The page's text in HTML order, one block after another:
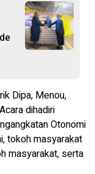
Dipa, Menou,
dihadiri
Otonomi
tokoh masyarakat
masyarakat, serta